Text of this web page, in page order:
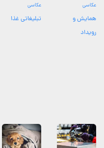
عکاسی
همایش و
رویداد
عکاسی
تبلیغاتی غذا